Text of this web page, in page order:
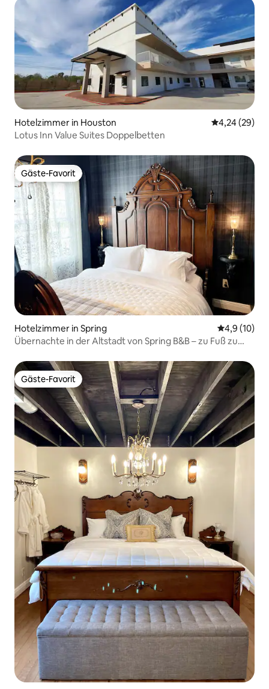
Hotelzimmer in Houston
4,24 (29)
Lotus Inn Value Suites Doppelbetten
Gäste-Favorit
Gäste-Favorit
Hotelzimmer in Spring
4,9 (10)
Übernachte in der Altstadt von Spring B&B – zu Fuß zu
Gäste-Favorit
Gäste-Favorit